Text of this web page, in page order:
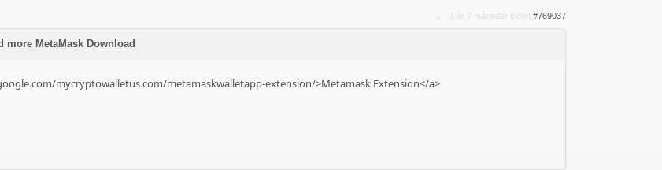
1 år 7 måneder siden #769037
more MetaMask Download
mycryptowalletus.com/metamaskwalletapp-extension/>Metamask Extension</a>